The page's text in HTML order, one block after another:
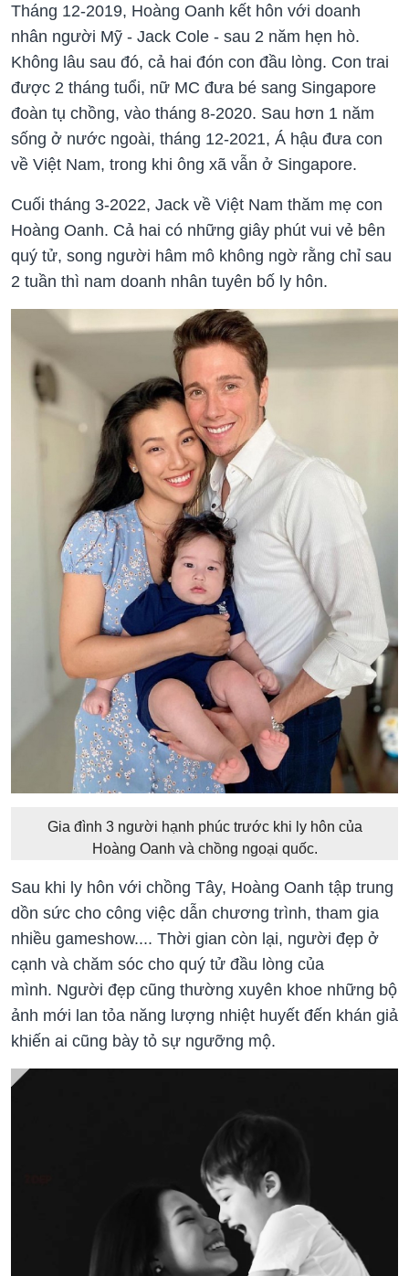
Tháng 12-2019, Hoàng Oanh kết hôn với doanh
nhân người Mỹ - Jack Cole - sau 2 năm hẹn hò.
Không lâu sau đó, cả hai đón con đầu lòng. Con trai
được 2 tháng tuổi, nữ MC đưa bé sang Singapore
đoàn tụ chồng, vào tháng 8-2020. Sau hơn 1 năm
sống ở nước ngoài, tháng 12-2021, Á hậu đưa con
về Việt Nam, trong khi ông xã vẫn ở Singapore.
Cuối tháng 3-2022, Jack về Việt Nam thăm mẹ con
Hoàng Oanh. Cả hai có những giây phút vui vẻ bên
quý tử, song người hâm mô không ngờ rằng chỉ sau
2 tuần thì nam doanh nhân tuyên bố ly hôn.
Gia đình 3 người hạnh phúc trước khi ly hôn của
Hoàng Oanh và chồng ngoại quốc.
Sau khi ly hôn với chồng Tây, Hoàng Oanh tập trung
dồn sức cho công việc dẫn chương trình, tham gia
nhiều gameshow.... Thời gian còn lại, người đẹp ở
cạnh và chăm sóc cho quý tử đầu lòng của
mình. Người đẹp cũng thường xuyên khoe những bộ
ảnh mới lan tỏa năng lượng nhiệt huyết đến khán giả
khiến ai cũng bày tỏ sự ngưỡng mộ.